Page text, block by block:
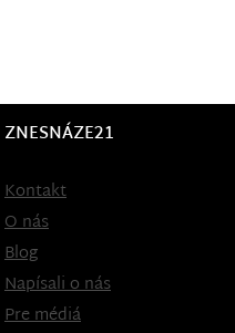
ZNESNÁZE21
Kontakt
O nás
Blog
Napísali o nás
Pre médiá